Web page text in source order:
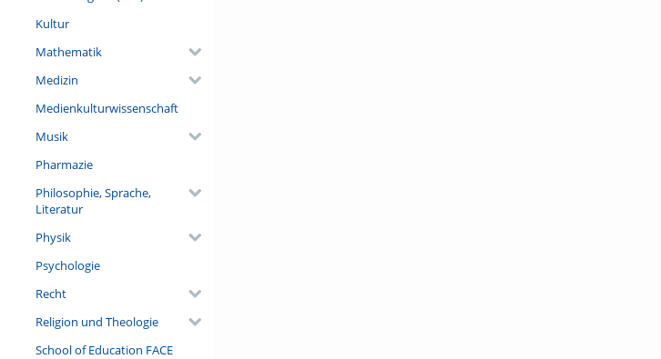
Kultur
Mathematik
Medizin
Medienkulturwissenschaft
Musik
Pharmazie
Philosophie, Sprache,
Literatur
Physik
Psychologie
Recht
Religion und Theologie
School of Education FACE